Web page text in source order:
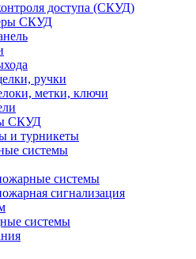
доступа (СКУД)
СКУД
ручки
метки, ключи
СКУД
и турникеты
системы
системы
сигнализация
системы